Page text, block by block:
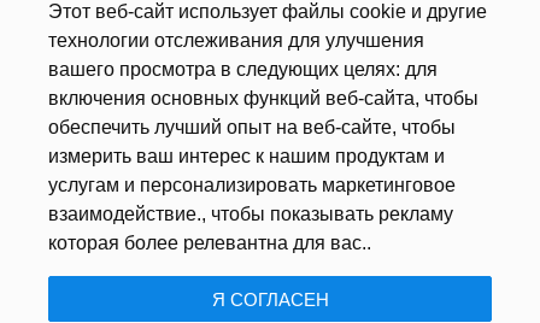
Этот веб-сайт использует файлы cookie и другие
технологии отслеживания для улучшения
вашего просмотра в следующих целях: для
включения основных функций веб-сайта, чтобы
обеспечить лучший опыт на веб-сайте, чтобы
измерить ваш интерес к нашим продуктам и
услугам и персонализировать маркетинговое
взаимодействие., чтобы показывать рекламу
которая более релевантна для вас..
Я СОГЛАСЕН
Анкета
Калькулятор дат
Документы